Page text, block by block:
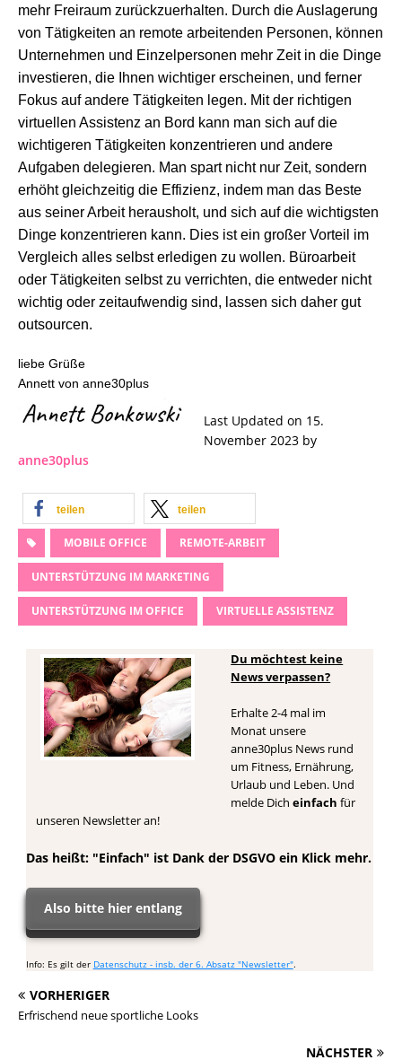
mehr Freiraum zurückzuerhalten. Durch die Auslagerung
von Tätigkeiten an remote arbeitenden Personen, können
Unternehmen und Einzelpersonen mehr Zeit in die Dinge
investieren, die Ihnen wichtiger erscheinen, und ferner
Fokus auf andere Tätigkeiten legen. Mit der richtigen
virtuellen Assistenz an Bord kann man sich auf die
wichtigeren Tätigkeiten konzentrieren und andere
Aufgaben delegieren. Man spart nicht nur Zeit, sondern
erhöht gleichzeitig die Effizienz, indem man das Beste
aus seiner Arbeit herausholt, und sich auf die wichtigsten
Dinge konzentrieren kann. Dies ist ein großer Vorteil im
Vergleich alles selbst erledigen zu wollen. Büroarbeit
oder Tätigkeiten selbst zu verrichten, die entweder nicht
wichtig oder zeitaufwendig sind, lassen sich daher gut
outsourcen.
liebe Grüße
Annett von anne30plus
Last Updated on 15.
November 2023 by
anne30plus
teilen teilen
MOBILE OFFICE REMOTE-ARBEIT
UNTERSTÜTZUNG IM MARKETING
UNTERSTÜTZUNG IM OFFICE VIRTUELLE ASSISTENZ
Du möchtest keine
News verpassen?
Erhalte 2-4 mal im
Monat unsere
anne30plus News rund
um Fitness, Ernährung,
Urlaub und Leben. Und
melde Dicheinfach für
unseren Newsletter an!
Das heißt: "Einfach" ist Dank der DSGVO ein Klick mehr.
Also bitte hier entlang
Info: Es gilt der Datenschutz - insb. der 6. Absatz "Newsletter".
VORHERIGER
Erfrischend neue sportliche Looks
NÄCHSTER